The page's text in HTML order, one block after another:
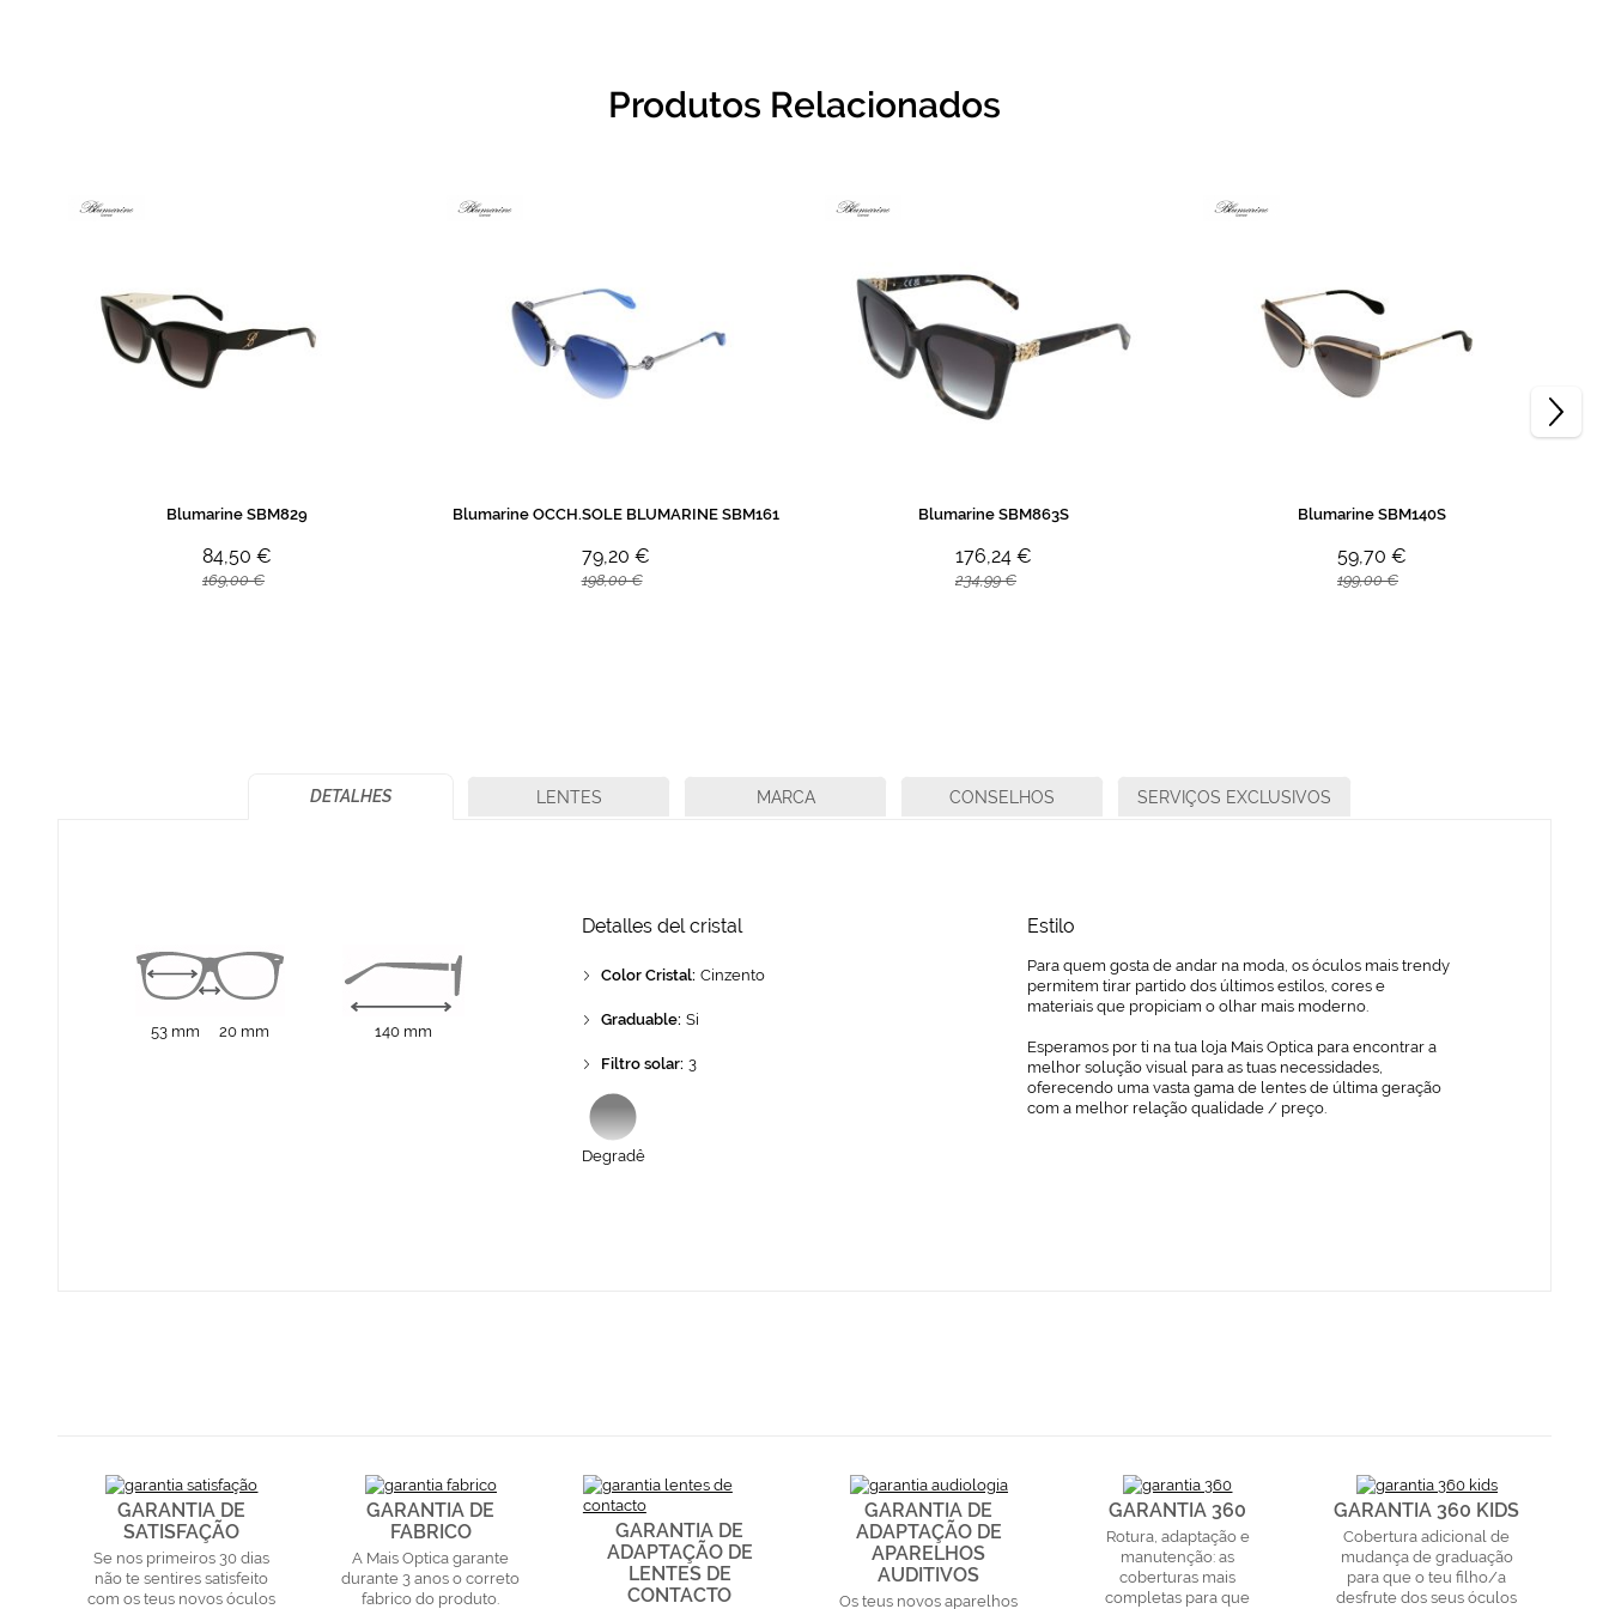
Produtos Relacionados
Blumarine SBM829
84,50 €
169,00 €
Blumarine OCCH.SOLE BLUMARINE SBM161
79,20 €
198,00 €
Blumarine SBM863S
176,24 €
234,99 €
Blumarine SBM140S
59,70 €
199,00 €
DETALHES
53 mm 20 mm 140 mm
Detalles del cristal
Color Cristal: Cinzento
Graduable: Si
Filtro solar: 3
Degradê
Estilo
Para quem gosta de andar na moda, os óculos mais trendy
permitem tirar partido dos últimos estilos, cores e
materiais que propiciam o olhar mais moderno.
Esperamos por ti na tua loja Mais Optica para encontrar a
melhor solução visual para as tuas necessidades,
oferecendo uma vasta gama de lentes de última geração
com a melhor relação qualidade / preço.
LENTES MARCA CONSELHOS SERVIÇOS EXCLUSIVOS
GARANTIA DE
SATISFAÇÃO
Se nos primeiros 30 dias
não te sentires satisfeito
com os teus novos óculos
GARANTIA DE
FABRICO
A Mais Optica garante
durante 3 anos o correto
fabrico do produto.
GARANTIA DE
ADAPTAÇÃO DE
LENTES DE
CONTACTO
GARANTIA DE
ADAPTAÇÃO DE
APARELHOS
AUDITIVOS
Os teus novos aparelhos
GARANTIA 360
Rotura, adaptação e
manutenção: as
coberturas mais
completas para que
GARANTIA 360 KIDS
Cobertura adicional de
mudança de graduação
para que o teu filho/a
desfrute dos seus óculos